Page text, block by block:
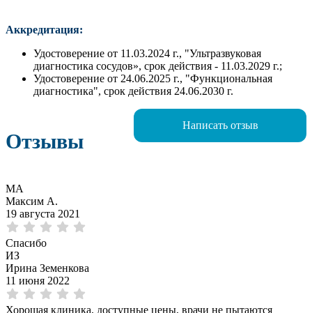
Аккредитация:
Удостоверение от 11.03.2024 г., "Ультразвуковая
диагностика сосудов», срок действия - 11.03.2029 г.;
Удостоверение от 24.06.2025 г., "Функциональная
диагностика", срок действия 24.06.2030 г.
Отзывы
Написать отзыв
МА
Максим А.
19 августа 2021
Спасибо
ИЗ
Ирина Земенкова
11 июня 2022
Хорошая клиника, доступные цены, врачи не пытаются